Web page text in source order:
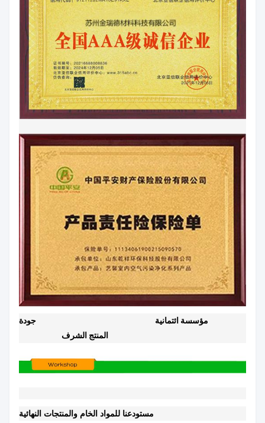
مؤسسة ائتمانية
جودة
المنتج الشرف
مستودعنا للمواد الخام والمنتجات النهائية